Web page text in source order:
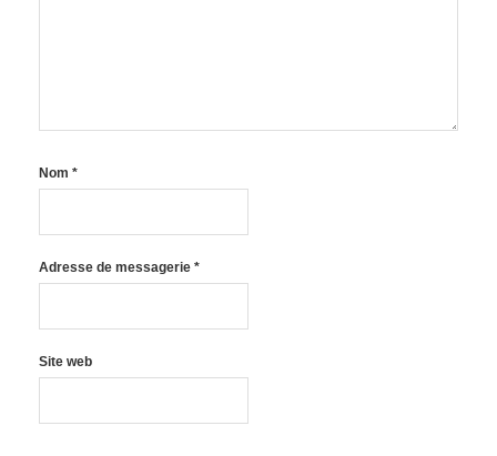
Nom *
Adresse de messagerie *
Site web